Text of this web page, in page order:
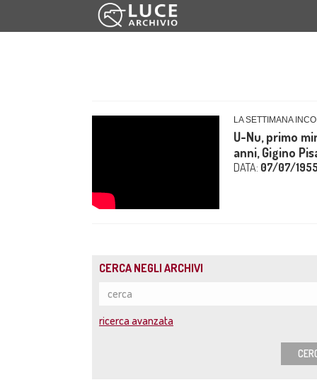
LA SETTIMANA
U-Nu, primo
anni, Gigino
DATA: 07/07/
CERCA NEGLI ARCHIVI
ricerca avanzata